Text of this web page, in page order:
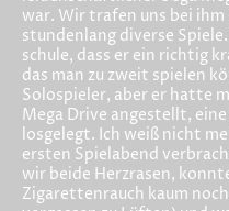
war. Wir trafen uns bei ihm
stundenlang diverse
schule, dass er ein richtig
das man zu zweit spielen
Solospieler, aber er hatte
Mega Drive angestellt,
losgelegt. Ich weiß nicht
ersten Spielabend
wir beide Herzrasen,
Zigarettenrauch kaum